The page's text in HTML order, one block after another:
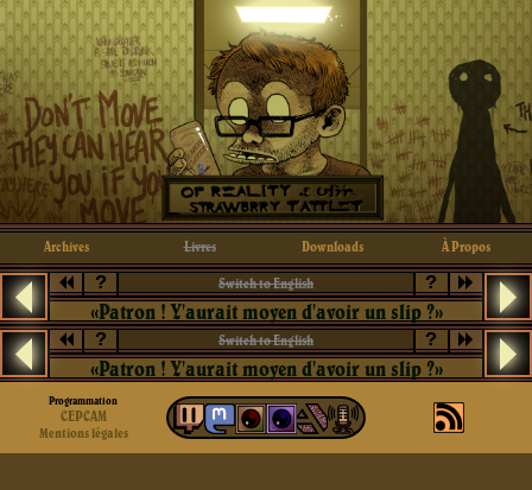
Archives Livres Downloads À Propos
? Switch to English ?
«Patron ! Y'aurait moyen d'avoir un slip ?»
? Switch to English ?
«Patron ! Y'aurait moyen d'avoir un slip ?»
Programmation
CEPCAM
Mentions légales